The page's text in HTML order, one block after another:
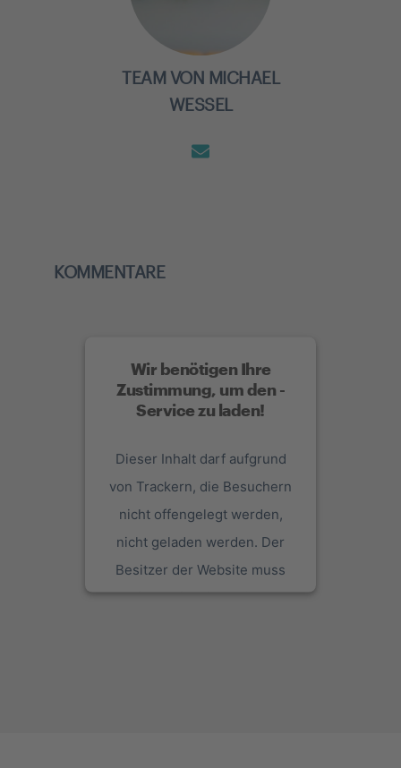
TEAM VON MICHAEL
WESSEL
KOMMENTARE
Wir benötigen Ihre
Zustimmung, um den -
Service zu laden!
Dieser Inhalt darf aufgrund
von Trackern, die Besuchern
nicht offengelegt werden,
nicht geladen werden. Der
Besitzer der Website muss
diese mit seinem CMP